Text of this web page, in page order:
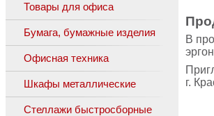
В
г.
Товары для офиса
Бумага, бумажные изделия
Офисная техника
Шкафы металлические
Стеллажи быстросборные